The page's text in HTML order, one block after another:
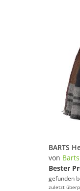
von Barts
Bester
gefunden
zuletzt